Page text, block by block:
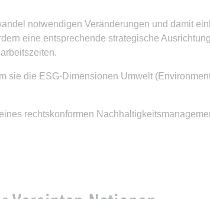
notwendigen Veränderungen und damit
eine entsprechende strategische
sie die ESG-Dimensionen Umwelt
rechtskonformen